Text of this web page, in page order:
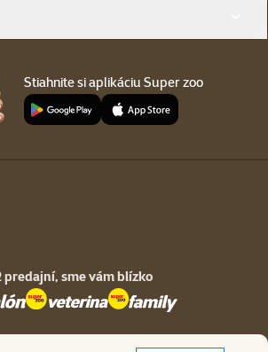
Stiahnite si aplikáciu Super zoo
predajní, sme vám blízko